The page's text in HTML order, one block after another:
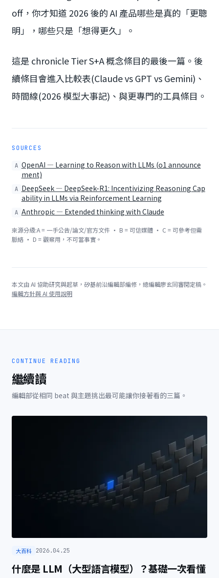
off，你才知道 2026 後的 AI 產品哪些是真的「更聰
明」，哪些只是「想得更久」。
這是 chronicle Tier S+A 概念條目的最後一篇。後
續條目會進入比較表(Claude vs GPT vs Gemini)、
時間線(2026 模型大事記)、與更專門的工具條目。
SOURCES
A OpenAI — Learning to Reason with LLMs (o1 announce
ment)
A DeepSeek — DeepSeek-R1: Incentivizing Reasoning Cap
ability in LLMs via Reinforcement Learning
A Anthropic — Extended thinking with Claude
來源分級:A = 一手公告/論文/官方文件 · B = 可信媒體 · C = 可參考但需
脈絡 · D = 觀察用，不可當事實。
本文由 AI 協助研究與起草，矽基前沿編輯部編修，總編輯廖玄同審閱定稿。
編輯方針與 AI 使用說明
CONTINUE READING
繼續讀
編輯部從相同 beat 與主題挑出最可能讓你接著看的三篇。
大百科 2026.04.25
什麼是 LLM（大型語言模型）？基礎一次看懂